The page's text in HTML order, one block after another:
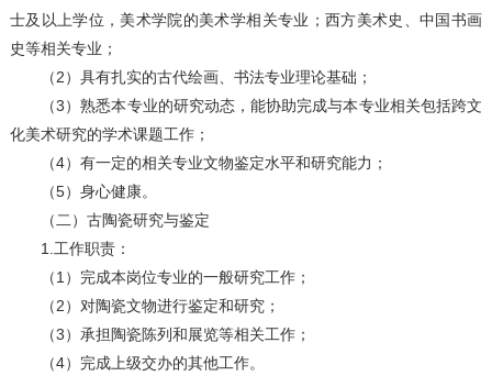
士及以上学位，美术学院的美术学相关专业；西方美术史、中国书画
史等相关专业；
（2）具有扎实的古代绘画、书法专业理论基础；
（3）熟悉本专业的研究动态，能协助完成与本专业相关包括跨文
化美术研究的学术课题工作；
（4）有一定的相关专业文物鉴定水平和研究能力；
（5）身心健康。
（二）古陶瓷研究与鉴定
1.工作职责：
（1）完成本岗位专业的一般研究工作；
（2）对陶瓷文物进行鉴定和研究；
（3）承担陶瓷陈列和展览等相关工作；
（4）完成上级交办的其他工作。